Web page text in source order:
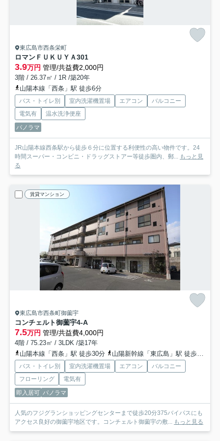
東広島市西条栄町
ロマンＦＵＫＵＹＡ301
3.9万円 管理/共益費2,000円
3階 / 26.37㎡ / 1R /築20年
山陽本線「西条」駅 徒歩6分
バス・トイレ別 室内洗濯機置場 エアコン
バルコニー
電気有
温水洗浄便座
パノラマ
JR山陽本線西条駅から徒歩６分に位置する利便性の高い物件です。24
時間スーパー・コンビニ・ドラッグストアー等徒歩圏内、郵... もっと見
る
賃貸マンション
東広島市西条町御薗宇
コンチェルト御薗宇4-A
7.5万円 管理/共益費4,000円
4階 / 75.23㎡ / 3LDK /築17年
山陽本線「西条」駅 徒歩30分
山陽新幹線「東広島」駅 徒歩53分
バス・トイレ別 室内洗濯機置場 エアコン
バルコニー
フローリング
電気有
即入居可 パノラマ
人気のフジグランショッピングセンターまで徒歩20分375バイパスにも
アクセス良好の御薗宇地区です。コンチェルト御薗宇の敷... もっと見る